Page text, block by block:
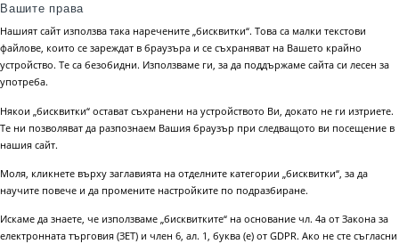
Вашите права
Нашият сайт използва така наречените „бисквитки“. Това са малки текстови
файлове, които се зареждат в браузъра и се съхраняват на Вашето крайно
устройство. Те са безобидни. Използваме ги, за да поддържаме сайта си лесен за
употреба.
Някои „бисквитки“ остават съхранени на устройството Ви, докато не ги изтриете.
Те ни позволяват да разпознаем Вашия браузър при следващото ви посещение в
нашия сайт.
Моля, кликнете върху заглавията на отделните категории „бисквитки“, за да
научите повече и да промените настройките по подразбиране.
Искаме да знаете, че използваме „бисквитките“ на основание чл. 4а от Закона за
електронната търговия (ЗЕТ) и член 6, ал. 1, буква (е) от GDPR. Ако не сте съгласни